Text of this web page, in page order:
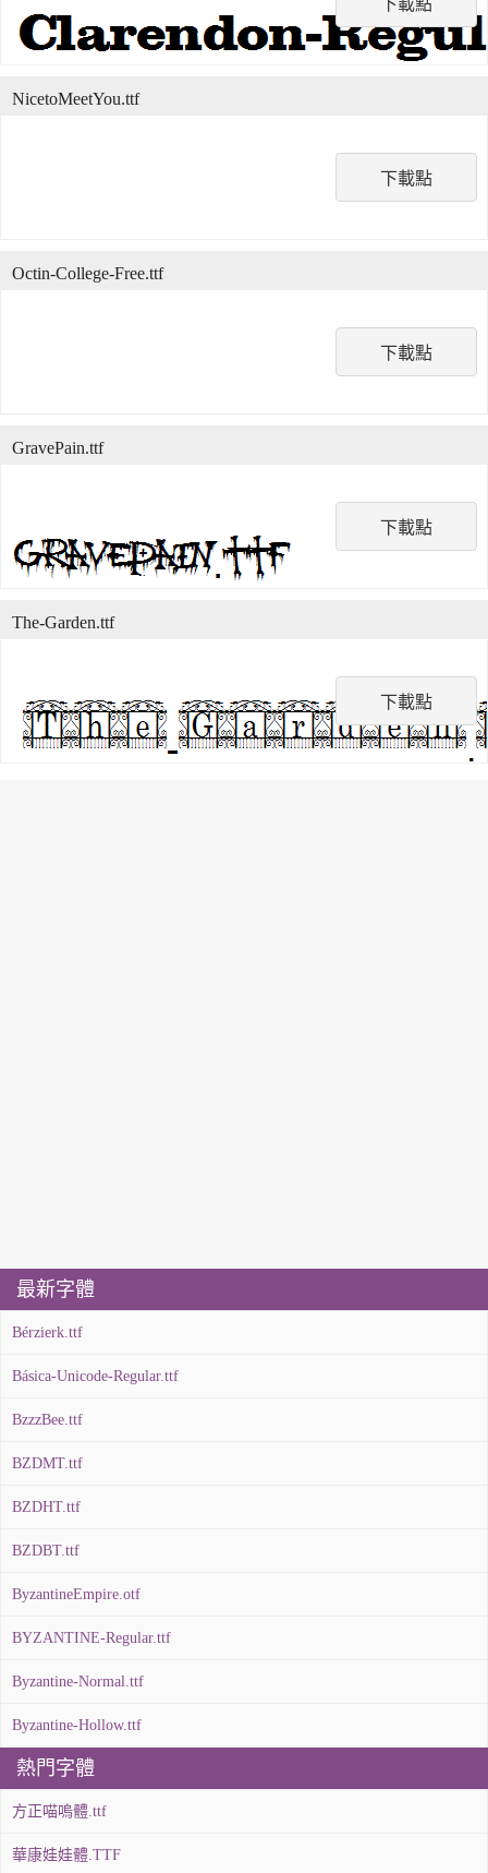
下載點
下載點
NicetoMeetYou.ttf
下載點
Octin-College-Free.ttf
下載點
GravePain.ttf
下載點
The-Garden.ttf
最新字體
Bérzierk.ttf
Básica-Unicode-Regular.ttf
BzzzBee.ttf
BZDMT.ttf
BZDHT.ttf
BZDBT.ttf
ByzantineEmpire.otf
BYZANTINE-Regular.ttf
Byzantine-Normal.ttf
Byzantine-Hollow.ttf
熱門字體
方正喵嗚體.ttf
華康娃娃體.TTF